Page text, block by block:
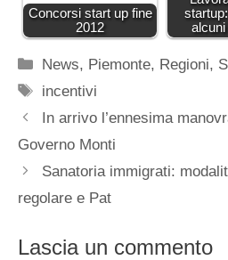
Concorsi start up fine
2012
Categorie
News, Piemonte, Regioni,
Tag
incentivi
In arrivo l’ennesima
Governo Monti
Sanatoria immigrati:
regolare e Pat
Lascia un commento